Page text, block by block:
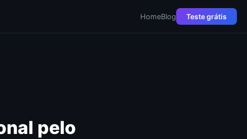
HomeBlog Teste grátis
pelo